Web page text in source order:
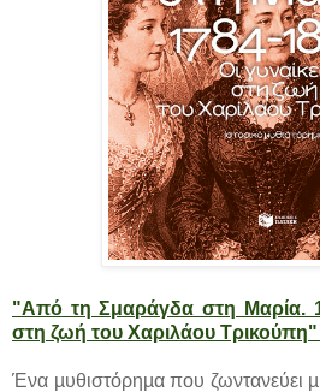
"Από τη Σμαράγδα στη Μαρία.
στη ζωή του Χαριλάου Τρικούπη"
Ένα µυθιστόρηµα που ζωντανεύει